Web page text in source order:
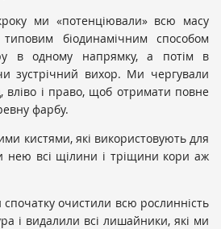
ми «потенціювали» всю масу
біодинамічним способом
в одному напрямку, а потім в
зустрічний вихор. Ми чергували
вліво і право, щоб отримати повне
фарбу.
кистями, які використовують для
нею всі щілини і тріщини кори аж
очистили всю рослинність
і видалили всі лишайники, які ми